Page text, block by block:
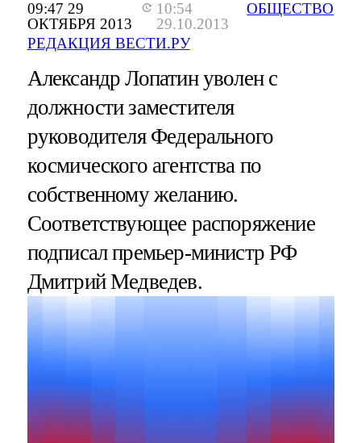
09:47 29
ОКТЯБРЯ 2013
10:54
29.10.2013
РЕДАКЦИЯ ВЕСТИ.РУ
ОБЩЕСТВО
Александр Лопатин уволен с
должности заместителя
руководителя Федерального
космического агентства по
собственному желанию.
Соответствующее распоряжение
подписал премьер-министр РФ
Дмитрий Медведев.